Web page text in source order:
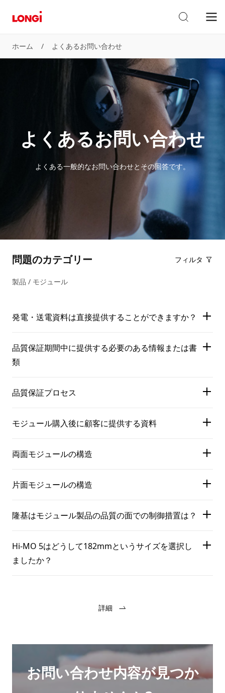
ホーム / よくあるお問い合わせ
よくあるお問い合わせ
よくある一般的なお問い合わせとその回答です。
問題のカテゴリー フィルタ
製品 / モジュール
発電・送電資料は直接提供することができますか？
品質保証期間中に提供する必要のある情報または書
類
品質保証プロセス
モジュール購入後に顧客に提供する資料
両面モジュールの構造
片面モジュールの構造
隆基はモジュール製品の品質の面での制御措置は？
Hi-MO 5はどうして182mmというサイズを選択し
ましたか？
詳細
お問い合わせ内容が見つか